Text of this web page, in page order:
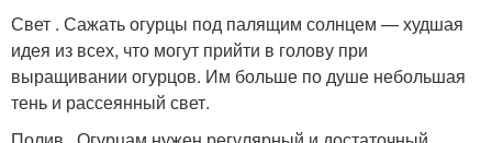
Свет . Сажать огурцы под палящим солнцем — худшая
идея из всех, что могут прийти в голову при
выращивании огурцов. Им больше по душе небольшая
тень и рассеянный свет.